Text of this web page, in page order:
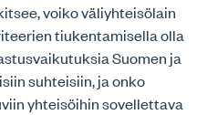
voiko väliyhteisölain
tiukentamisella olla
Suomen ja
suhteisiin, ja onko
yhteisöihin sovellettava